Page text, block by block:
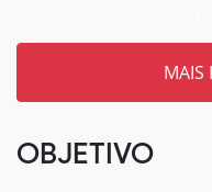
OBJETIVO